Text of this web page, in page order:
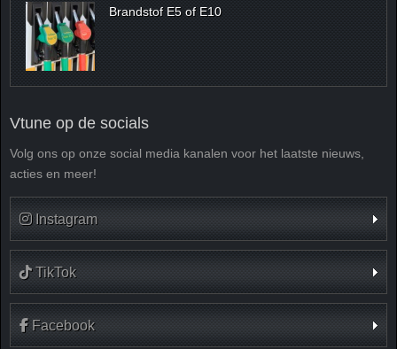
Brandstof E5 of E10
Vtune op de socials
Volg ons op onze social media kanalen voor het laatste nieuws,
acties en meer!
Instagram
TikTok
Facebook